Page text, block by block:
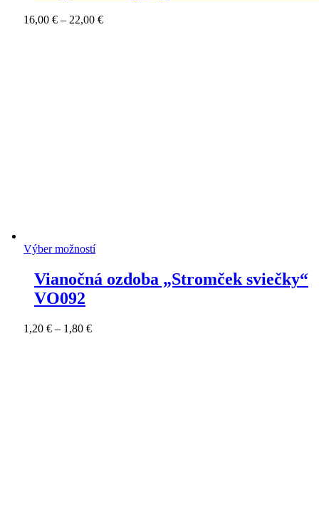
16,00 € – 22,00 €Price
Výber možností
Vianočná ozdoba „Stromček sviečky“
VO092
1,20 € – 1,80 €Price